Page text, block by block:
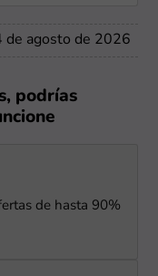
de agosto de 2026
podrías
de hasta 90%